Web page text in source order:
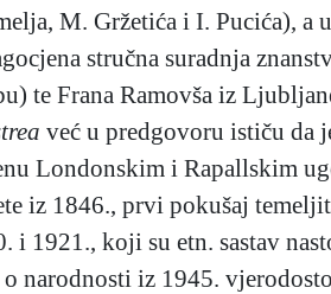
M. Gržetića i I. Pucića),
stručna suradnja
te Frana Ramovša iz
već u predgovoru ističu da
Londonskim i Rapallskim
iz 1846., prvi pokušaj
i 1921., koji su etn. sastav
narodnosti iz 1945.